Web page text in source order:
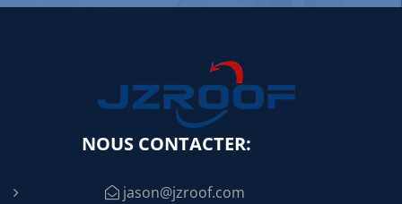
NOUS CONTACTER:
jason@jzroof.com